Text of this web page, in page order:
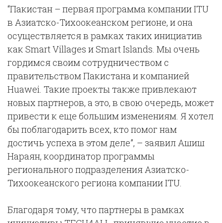
“Пакистан – первая программа компании ITU
в Азиатско-Тихоокеанском регионе, и она
осуществляется в рамках таких инициатив
как Smart Villages и Smart Islands. Мы очень
гордимся своим сотрудничеством с
правительством Пакистана и компанией
Huawei. Такие проекты также привлекают
новых партнеров, а это, в свою очередь, может
привести к еще большим изменениям. Я хотел
бы поблагодарить всех, кто помог нам
достичь успеха в этом деле”, – заявил Ашиш
Нараян, координатор программы
регионального подразделения Азиатско-
Тихоокеанского региона компании ITU.
Благодаря тому, что партнеры в рамках